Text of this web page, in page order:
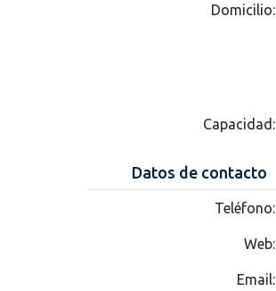
Domicilio:
Capacidad:
Datos de contacto
Teléfono:
Web:
Email: